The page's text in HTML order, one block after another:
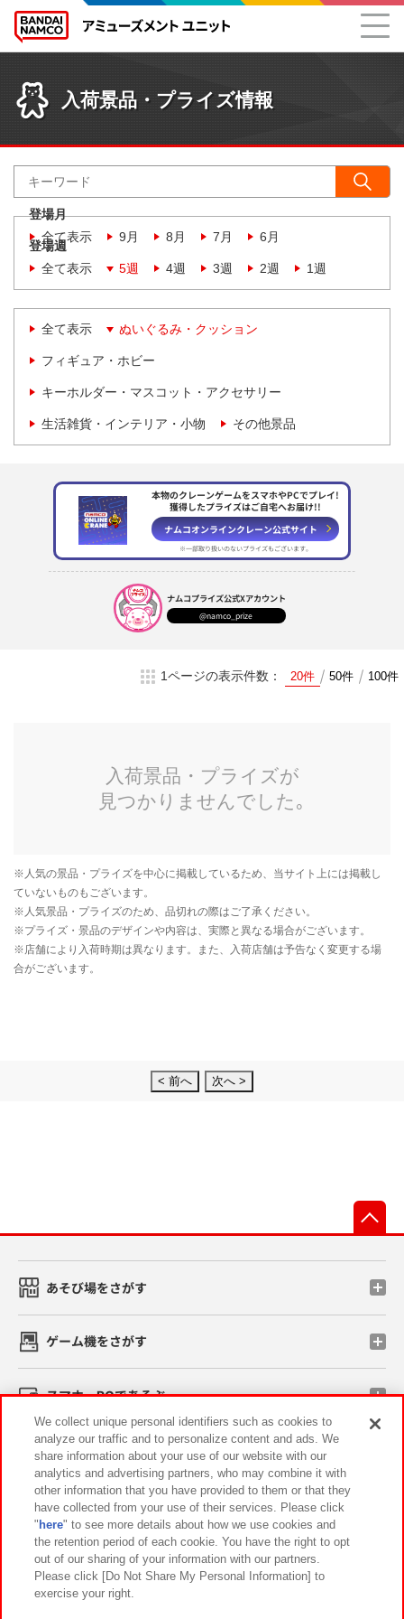
入荷景品・プライズ情報
登場月
全て表示
9月 8月 7月 6月
登場週
全て表示
5週 4週 3週 2週 1週
全て表示 ぬいぐるみ・クッション
フィギュア・ホビー
キーホルダー・マスコット・アクセサリー
生活雑貨・インテリア・小物 その他景品
本物のクレーンゲームをスマホやPCでプレイ!
獲得したプライズはご自宅へお届け!!
ナムコオンラインクレーン公式サイト
※一部取り扱いのないプライズもございます。
ナムコプライズ公式Xアカウント
@namco_prize
1ページの表示件数： 20件 50件 100件
< 前へ 次へ >
あそび場をさがす
ゲーム機をさがす
スマホ・PCであそぶ
イベント・キャンペーン
関連会社 サステナビリティ サイトポリシー
プライバシーポリシー ウェブアクセシビリティ方針と検証結果
お取引先さまとともに
We collect unique personal identifiers such as cookies to
analyze our traffic and to personalize content and ads. We
share information about your use of our website with our
analytics and advertising partners, who may combine it with
other information that you have provided to them or that they
have collected from your use of their services. Please click
" here" to see more details about how we use cookies and
the retention period of each cookie. You have the right to opt
out of our sharing of your information with our partners.
Please click [Do Not Share My Personal Information] to
exercise your right.